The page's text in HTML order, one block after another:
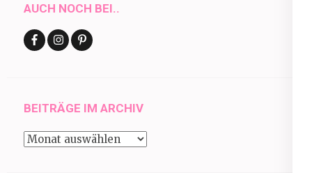
AUCH NOCH BEI..
BEITRÄGE IM ARCHIV
Beiträge